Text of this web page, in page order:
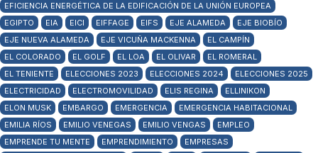
EFICIENCIA ENERGÉTICA DE LA EDIFICACIÓN DE LA UNIÓN EUROPEA
EGIPTO
EIA EICI EIFFAGE EIFS EJE ALAMEDA
EJE BIOBÍO
EJE NUEVA ALAMEDA
EJE VICUÑA MACKENNA
EL CAMPÍN
EL COLORADO
EL GOLF EL LOA EL OLIVAR
EL ROMERAL
EL TENIENTE
ELECCIONES 2023 ELECCIONES 2024
ELECCIONES 2025
ELECTRICIDAD
ELECTROMOVILIDAD ELIS REGINA
ELLINIKON
ELON MUSK
EMBARGO EMERGENCIA
EMERGENCIA HABITACIONAL
EMILIA RÍOS
EMILIO VENEGAS EMILIO VENGAS
EMPLEO
EMPRENDE TU MENTE
EMPRENDIMIENTO
EMPRESAS